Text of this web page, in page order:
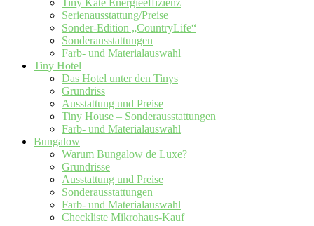
Tiny Kate Energieeffizienz
Serienausstattung/Preise
Sonder-Edition „CountryLife“
Sonderausstattungen
Farb- und Materialauswahl
Tiny Hotel
Das Hotel unter den Tinys
Grundriss
Ausstattung und Preise
Tiny House – Sonderausstattungen
Farb- und Materialauswahl
Bungalow
Warum Bungalow de Luxe?
Grundrisse
Ausstattung und Preise
Sonderausstattungen
Farb- und Materialauswahl
Checkliste Mikrohaus-Kauf